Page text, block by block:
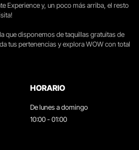
Experience y, un poco más arriba, el resto
que disponemos de taquillas gratuitas de
tus pertenencias y explora WOW con total
HORARIO
De lunes a domingo
10:00 - 01:00